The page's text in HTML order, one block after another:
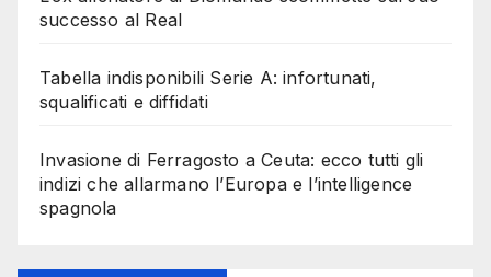
successo al Real
Tabella indisponibili Serie A: infortunati,
squalificati e diffidati
Invasione di Ferragosto a Ceuta: ecco tutti gli
indizi che allarmano l’Europa e l’intelligence
spagnola